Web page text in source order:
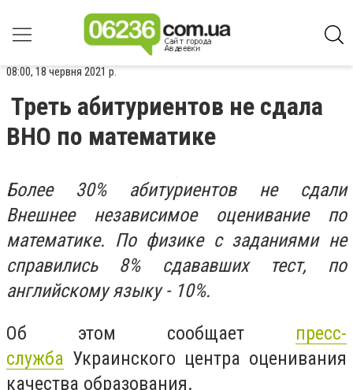
08:00, 18 червня 2021 р.
Треть абитуриентов не сдала
ВНО по математике
Более 30% абитуриентов не сдали
Внешнее независимое оценивание по
математике. По физике с заданиями не
справились 8% сдававших тест, по
английскому языку - 10%.
Об этом сообщает пресс-
служба Украинского центра оценивания
качества образования.